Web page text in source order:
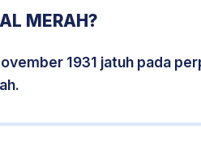
MERAH?
1931 jatuh pada